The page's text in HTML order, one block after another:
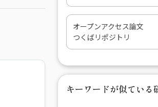
オープンアクセス論文
つくばリポジトリ
キーワードが似ている